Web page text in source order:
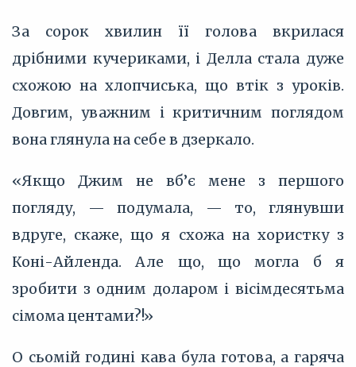
За сорок хвилин її голова вкрилася
дрібними кучериками, і Делла стала дуже
схожою на хлопчиська, що втік з уроків.
Довгим, уважним і критичним поглядом
вона глянула на себе в дзеркало.
«Якщо Джим не вб’‎є мене з першого
погляду, — подумала, — то, глянувши
вдруге, скаже, що я схожа на хористку з
Коні-Айленда. Але що, що могла б я
зробити з одним доларом і вісімдесятьма
сімома центами?!»
О сьомій годині кава була готова, а гаряча